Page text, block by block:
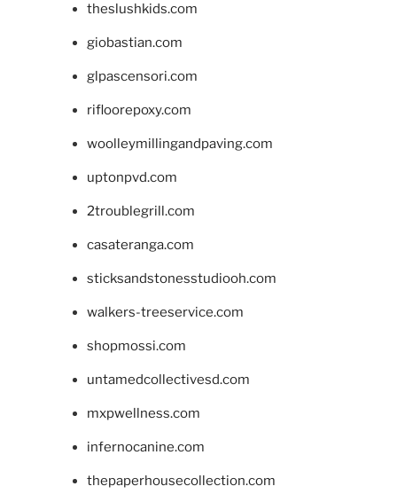
theslushkids.com
giobastian.com
glpascensori.com
rifloorepoxy.com
woolleymillingandpaving.com
uptonpvd.com
2troublegrill.com
casateranga.com
sticksandstonesstudiooh.com
walkers-treeservice.com
shopmossi.com
untamedcollectivesd.com
mxpwellness.com
infernocanine.com
thepaperhousecollection.com